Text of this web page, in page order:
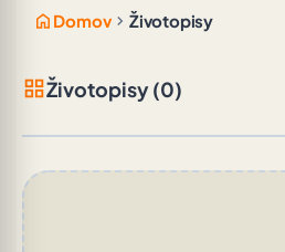
home Domov chevron_right Životopisy
grid_viewŽivotopisy (0)